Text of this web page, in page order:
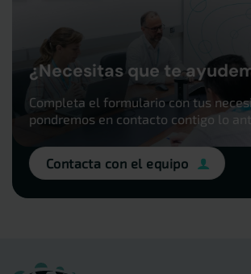
¿Necesitas que te
Completa el formulario con tus
pondremos en contacto contigo lo
Contacta con el equipo